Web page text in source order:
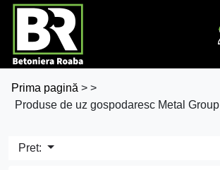
Prima pagină > >
Produse de uz gospodaresc Metal Group
Pret: